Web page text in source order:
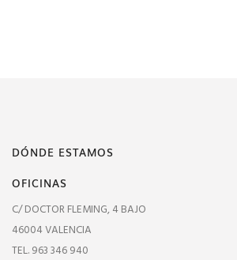
DÓNDE ESTAMOS
OFICINAS
C/ DOCTOR FLEMING, 4 BAJO
46004 VALENCIA
TEL. 963 346 940